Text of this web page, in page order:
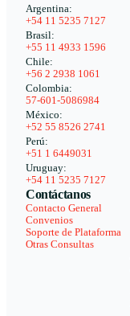
Argentina:
+54 11 5235 7127
Brasil:
+55 11 4933 1596
Chile:
+56 2 2938 1061
Colombia:
57-601-5086984
México:
+52 55 8526 2741
Perú:
+51 1 6449031
Uruguay:
+54 11 5235 7127
Contáctanos
Contacto General
Convenios
Soporte de Plataforma
Otras Consultas